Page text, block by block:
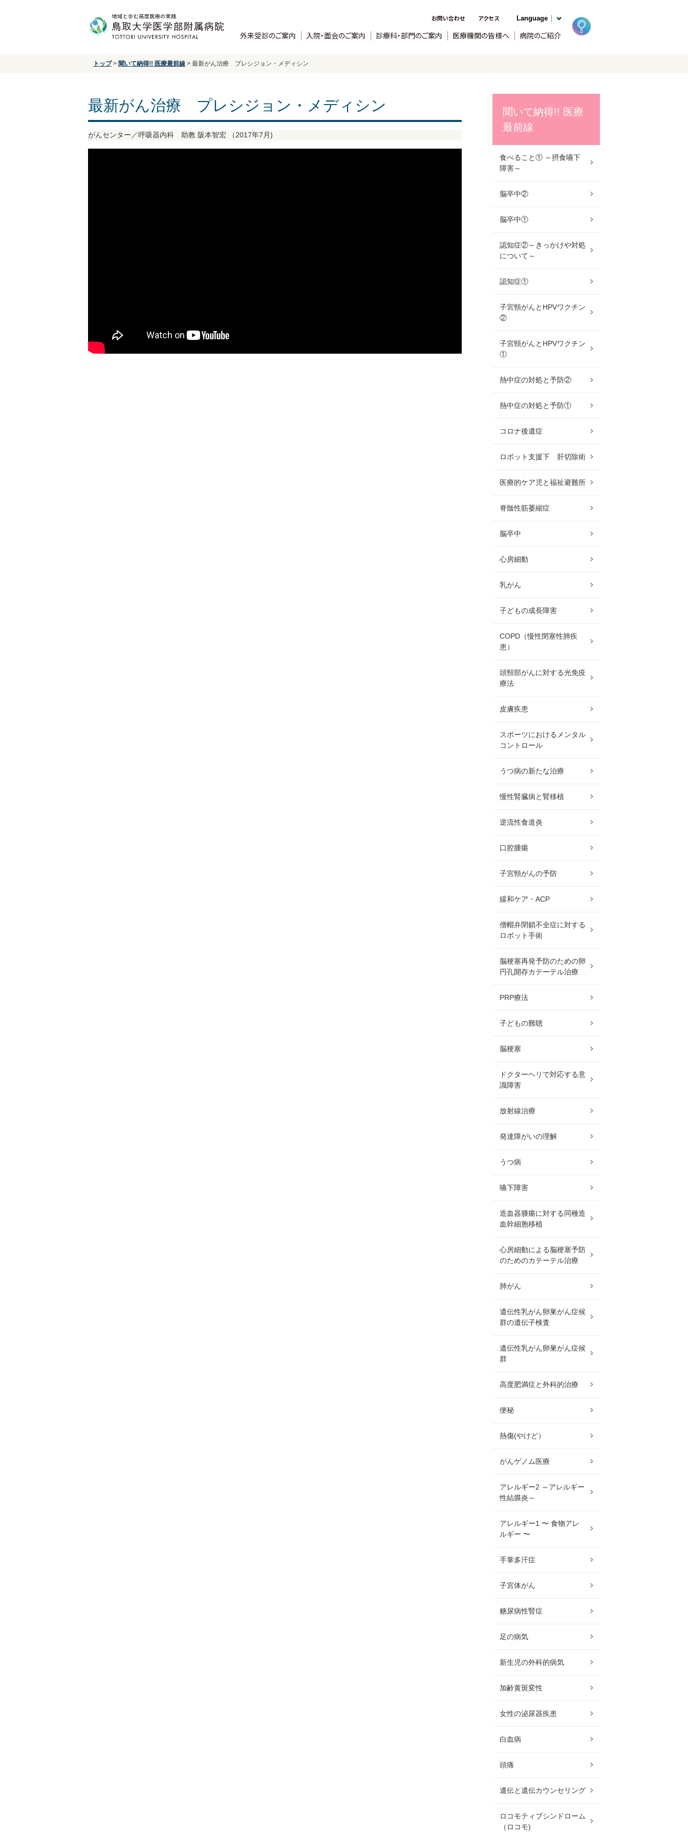
お問い合わせ アクセス
外来受診のご案内 入院・面会のご案内 診療科・部門のご案内 医療機関の皆様へ 病院のご紹介
トップ > 聞いて納得!! 医療最前線 > 最新がん治療 プレシジョン・メディシン
最新がん治療 プレシジョン・メディシン
がんセンター／呼吸器内科 助教 阪本智宏 （2017年7月)
聞いて納得!! 医療
最前線
食べること① ～摂食嚥下
障害～
脳卒中②
脳卒中①
認知症②～きっかけや対処
について～
認知症①
子宮頸がんとHPVワクチン
②
子宮頸がんとHPVワクチン
①
熱中症の対処と予防②
熱中症の対処と予防①
コロナ後遺症
ロボット支援下 肝切除術
医療的ケア児と福祉避難所
脊髄性筋萎縮症
脳卒中
心房細動
乳がん
子どもの成長障害
COPD（慢性閉塞性肺疾
患）
頭頸部がんに対する光免疫
療法
皮膚疾患
スポーツにおけるメンタル
コントロール
うつ病の新たな治療
慢性腎臓病と腎移植
逆流性食道炎
口腔腫瘍
子宮頸がんの予防
緩和ケア・ACP
僧帽弁閉鎖不全症に対する
ロボット手術
脳梗塞再発予防のための卵
円孔開存カテーテル治療
PRP療法
子どもの難聴
脳梗塞
ドクターヘリで対応する意
識障害
放射線治療
発達障がいの理解
うつ病
嚥下障害
造血器腫瘍に対する同種造
血幹細胞移植
心房細動による脳梗塞予防
のためのカテーテル治療
肺がん
遺伝性乳がん卵巣がん症候
群の遺伝子検査
遺伝性乳がん卵巣がん症候
群
高度肥満症と外科的治療
便秘
熱傷(やけど）
がんゲノム医療
アレルギー2 ～アレルギー
性結膜炎～
アレルギー1 〜 食物アレ
ルギー 〜
手掌多汗症
子宮体がん
糖尿病性腎症
足の病気
新生児の外科的病気
加齢黄斑変性
女性の泌尿器疾患
白血病
頭痛
遺伝と遺伝カウンセリング
ロコモティブシンドローム
（ロコモ)